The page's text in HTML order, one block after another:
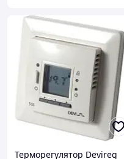
Терморегулятор Devireg